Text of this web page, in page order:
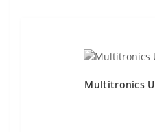
Multitronics